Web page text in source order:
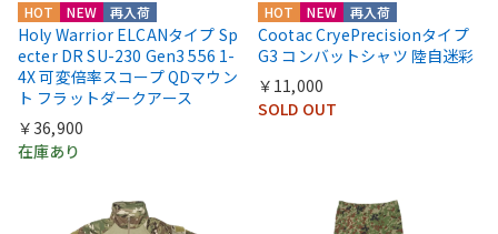
HOT NEW 再入荷
Holy Warrior ELCANタイプ Sp
ecter DR SU-230 Gen3 556 1-
4X 可変倍率スコープ QDマウン
ト フラットダークアース
￥36,900
在庫あり
HOT NEW 再入荷
Cootac CryePrecisionタイプ
G3 コンバットシャツ 陸自迷彩
￥11,000
SOLD OUT